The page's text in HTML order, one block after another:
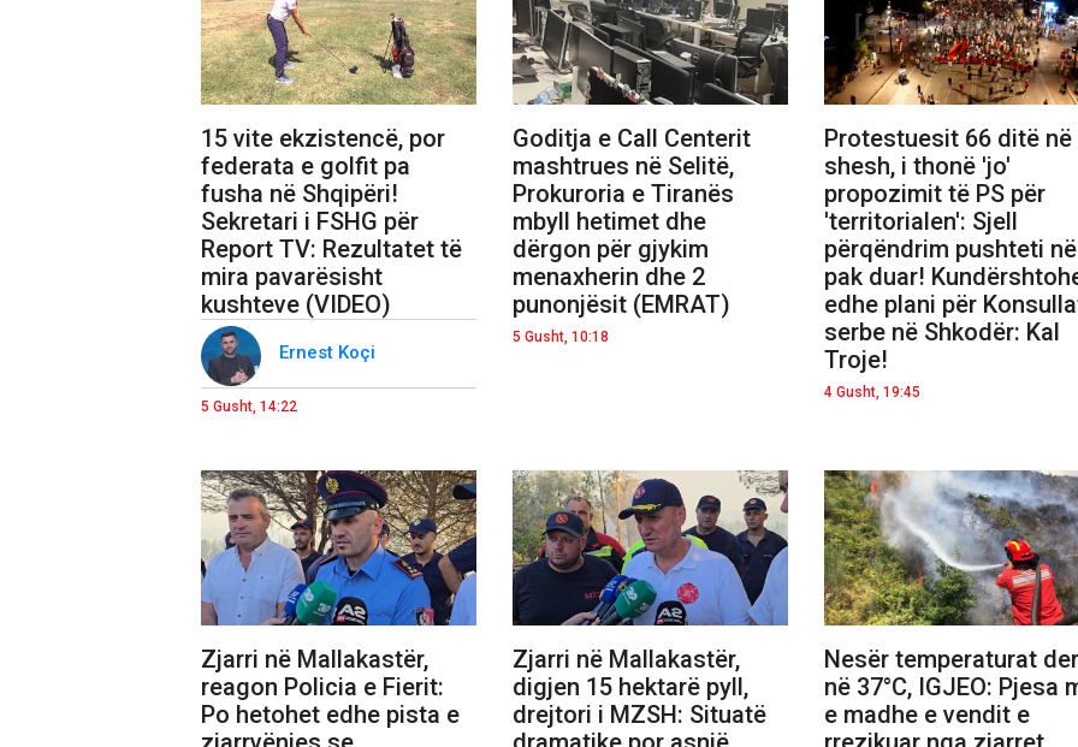
15 vite ekzistencë, por
federata e golfit pa
fusha në Shqipëri!
Sekretari i FSHG për
Report TV: Rezultatet të
mira pavarësisht
kushteve (VIDEO)
Ernest Koçi
5 Gusht, 14:22
Goditja e Call Centerit
mashtrues në Selitë,
Prokuroria e Tiranës
mbyll hetimet dhe
dërgon për gjykim
menaxherin dhe 2
punonjësit (EMRAT)
5 Gusht, 10:18
Protestuesit 66 ditë në
shesh, i thonë 'jo'
propozimit të PS për
'territorialen': Sjell
përqëndrim pushteti në
pak duar!
edhe plani për
serbe në Shkodër: Kal
Troje!
4 Gusht, 19:45
Zjarri në Mallakastër,
reagon Policia e Fierit:
Po hetohet edhe pista e
Zjarri në Mallakastër,
digjen 15 hektarë pyll,
drejtori i MZSH: Situatë
Nesër temperaturat
në 37°C, IGJEO: Pjesa
e madhe e vendit e